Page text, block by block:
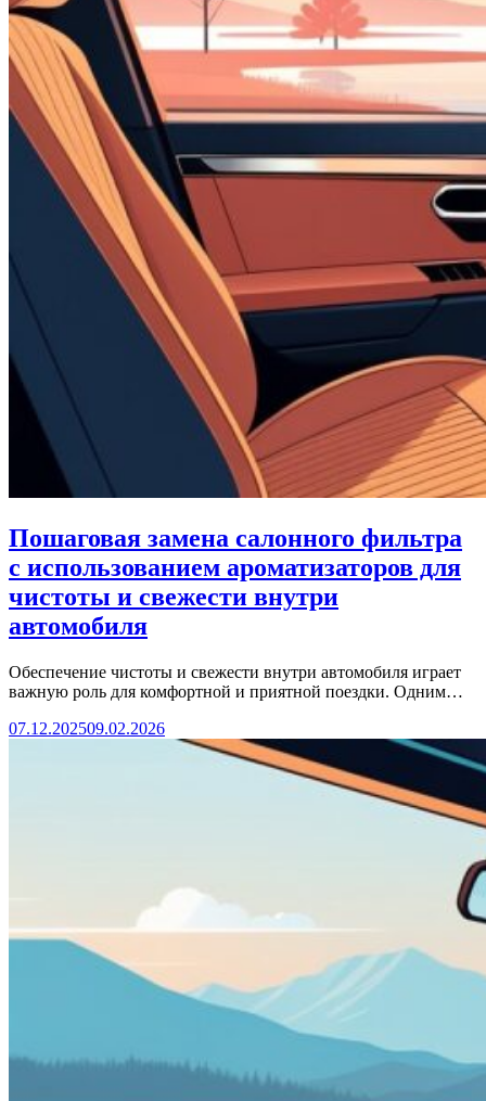
Пошаговая замена салонного фильтра
с использованием ароматизаторов для
чистоты и свежести внутри
автомобиля
Обеспечение чистоты и свежести внутри автомобиля играет
важную роль для комфортной и приятной поездки. Одним…
07.12.202509.02.2026